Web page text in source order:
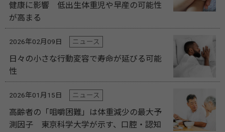
健康に影響 低出生体重児や早産の可能性
が高まる
2026年02月09日 ニュース
日々の小さな行動変容で寿命が延びる可能
性
2026年01月15日 ニュース
高齢者の「咀嚼困難」は体重減少の最大予
測因子 東京科学大学が示す、口腔・認知